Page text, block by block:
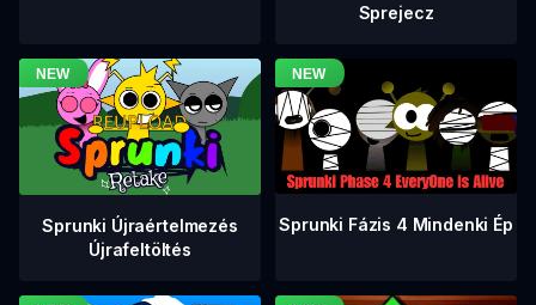
Sprejecz
Sprunki Újraértelmezés
Újrafeltöltés
Sprunki Fázis 4 Mindenki Ép